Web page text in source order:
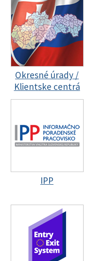
Okresné úrady /
Klientske centrá
IPP